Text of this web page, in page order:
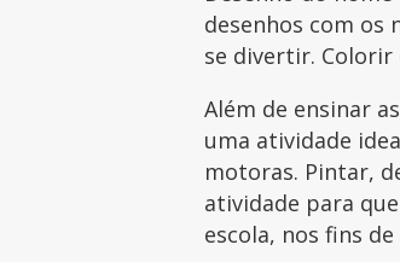
desenhos com os
se divertir. Colorir
Além de ensinar
uma atividade
motoras. Pintar,
atividade para
escola, nos fins